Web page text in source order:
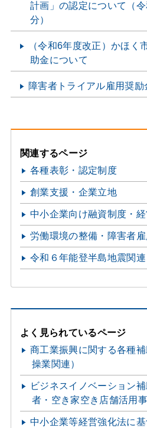
計画」の認定について（
分）
（令和6年度改正）かほく
助金について
障害者トライアル雇用奨励
関連するページ
各種表彰・認定制度
創業支援・企業立地
中小企業向け融資制度・
労働環境の整備・障害者
令和６年能登半島地震関連
よく見られているページ
商工業振興に関する各種
操業関連）
ビジネスイノベーション
者・空き家空き店舗活用事
中小企業等経営強化法に